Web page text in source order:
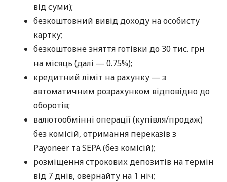
від суми);
безкоштовний вивід доходу на особисту
картку;
безкоштовне зняття готівки до 30 тис. грн
на місяць (далі — 0.75%);
кредитний ліміт на рахунку — з
автоматичним розрахунком відповідно до
оборотів;
валютообмінні операції (купівля/продаж)
без комісій, отримання переказів з
Payoneer та SEPA (без комісій);
розміщення строкових депозитів на термін
від 7 днів, овернайту на 1 ніч;